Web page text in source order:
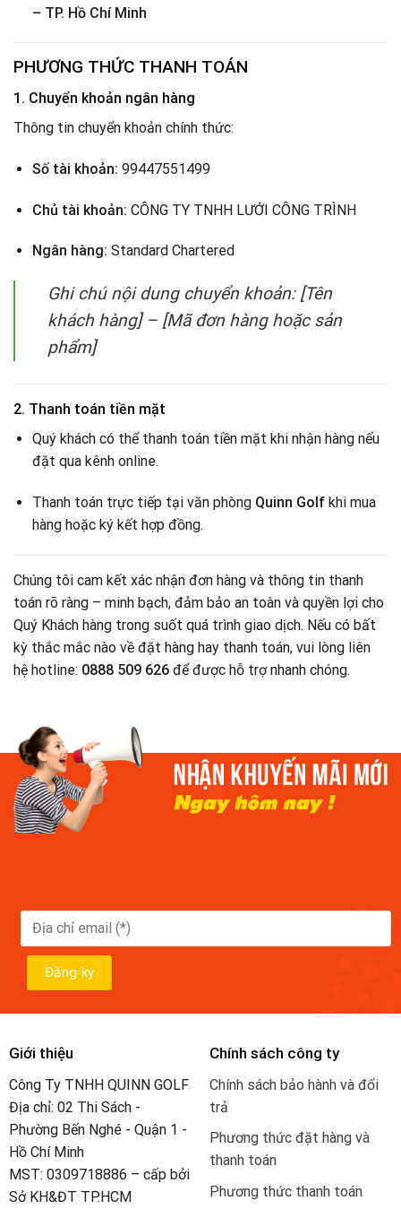
– TP. Hồ Chí Minh
PHƯƠNG THỨC THANH TOÁN
1. Chuyển khoản ngân hàng
Thông tin chuyển khoản chính thức:
Số tài khoản: 99447551499
Chủ tài khoản: CÔNG TY TNHH LƯỚI CÔNG TRÌNH
Ngân hàng: Standard Chartered
Ghi chú nội dung chuyển khoản: [Tên
khách hàng] – [Mã đơn hàng hoặc sản
phẩm]
2. Thanh toán tiền mặt
Quý khách có thể thanh toán tiền mặt khi nhận hàng nếu
đặt qua kênh online.
Thanh toán trực tiếp tại văn phòng Quinn Golfkhi mua
hàng hoặc ký kết hợp đồng.
Chúng tôi cam kết xác nhận đơn hàng và thông tin thanh
toán rõ ràng – minh bạch, đảm bảo an toàn và quyền lợi cho
Quý Khách hàng trong suốt quá trình giao dịch. Nếu có bất
kỳ thắc mắc nào về đặt hàng hay thanh toán, vui lòng liên
hệ hotline: 0888 509 626 để được hỗ trợ nhanh chóng.
Giới thiệu
Công Ty TNHH QUINN GOLF
Địa chỉ: 02 Thi Sách -
Phường Bến Nghé - Quận 1 -
Hồ Chí Minh
MST: 0309718886 – cấp bởi
Sở KH&ĐT TP.HCM
Chính sách công ty
Chính sách bảo hành và đổi
trả
Phương thức đặt hàng và
thanh toán
Phương thức thanh toán